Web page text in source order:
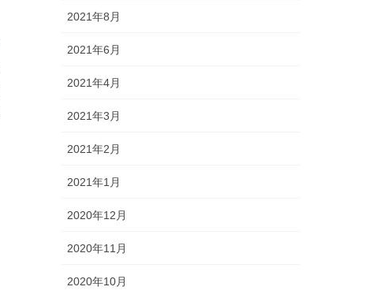
2021年8月
2021年6月
2021年4月
2021年3月
2021年2月
2021年1月
2020年12月
2020年11月
2020年10月